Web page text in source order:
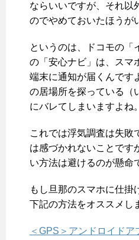
ならいいですが、それ以
のでやめておいたほうが
というのは、ドコモの「
の「安心ナビ」は、スマ
端末に通知が届くんです
の居場所を探っている（
にバレてしまいますよね。
これでは浮気調査は失敗
は感づかれないことです
い方法は避けるのが懸命
もし旦那のスマホに仕掛
下記の方法をオススメし
＜GPS＞アンドロイドア